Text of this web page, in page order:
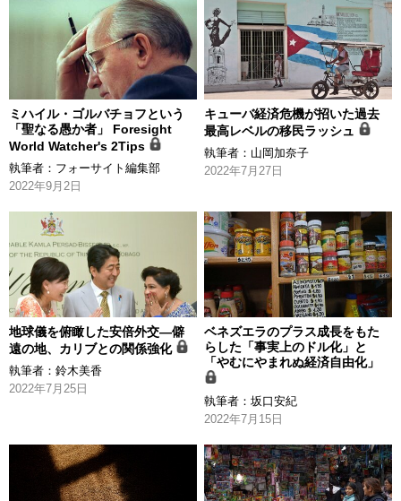
ミハイル・ゴルバチョフという
「聖なる愚か者」 Foresight
World Watcher's 2Tips
執筆者： フォーサイト編集部
2022年9月2日
キューバ経済危機が招いた過去
最高レベルの移民ラッシュ
執筆者： 山岡加奈子
2022年7月27日
地球儀を俯瞰した安倍外交―僻
遠の地、カリブとの関係強化
執筆者： 鈴木美香
2022年7月25日
ベネズエラのプラス成長をもた
らした「事実上のドル化」と
「やむにやまれぬ経済自由化」
執筆者：坂口安紀
2022年7月15日